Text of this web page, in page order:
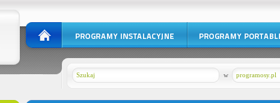
programosy.pl
w